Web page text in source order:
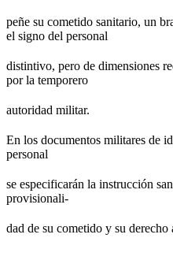
peñe su cometido sanitario, un
el signo del personal
distintivo, pero de dimensiones
por la temporero
autoridad militar.
En los documentos militares de
personal
se especificarán la instrucción
provisionali-
dad de su cometido y su derecho